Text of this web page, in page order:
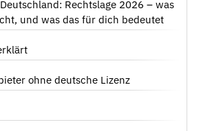
Rechtslage 2026 – was
und was das für dich bedeutet
ohne deutsche Lizenz